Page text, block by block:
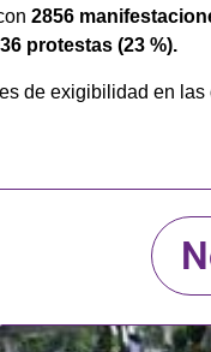
2856
protestas (23 %).
de exigibilidad en las